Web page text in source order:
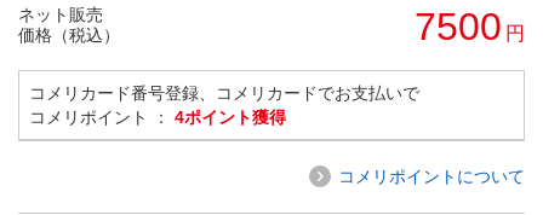
ネット販売
価格（税込）
7500 円
コメリカード番号登録、コメリカードでお支払いで
コメリポイント ： 4ポイント獲得
コメリポイントについて